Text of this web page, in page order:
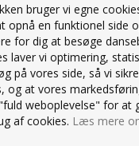
bruger vi egne
opnå en funktionel side
for dig at besøge
laver vi optimering,
på vores side, så vi
og at vores
weboplevelse" for at
af cookies. Læs mere
er nem: maskinvask på
vrangen ud, undgå
kvalitet og elasticitet.